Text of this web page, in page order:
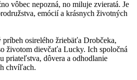
vôbec nepozná, no miluje zvieratá. Je
emócií a krásnych životných
osirelého žriebäťa Drobčeka,
životom dievčaťa Lucky. Ich spoločná
priateľstva, dôvera a odhodlanie
chvíľach.